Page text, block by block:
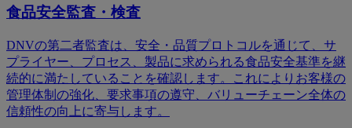
食品安全監査・検査
DNVの第二者監査は、安全・品質プロトコルを通じて、サ
プライヤー、プロセス、製品に求められる食品安全基準を継
続的に満たしていることを確認します。これによりお客様の
管理体制の強化、要求事項の遵守、バリューチェーン全体の
信頼性の向上に寄与します。